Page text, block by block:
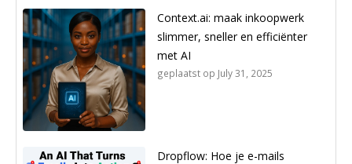
Context.ai: maak inkoopwerk
slimmer, sneller en efficiënter
met AI
geplaatst op July 31, 2025
Dropflow: Hoe je e-mails